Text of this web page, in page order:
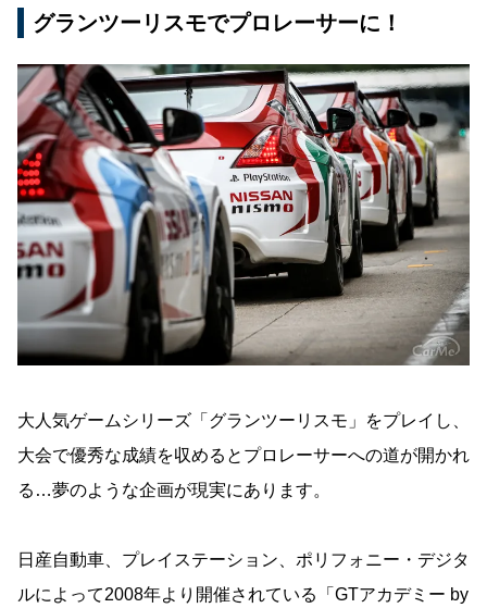
グランツーリスモでプロレーサーに！
大人気ゲームシリーズ「グランツーリスモ」をプレイし、
大会で優秀な成績を収めるとプロレーサーへの道が開かれ
る…夢のような企画が現実にあります。
日産自動車、プレイステーション、ポリフォニー・デジタ
ルによって2008年より開催されている「GTアカデミー by